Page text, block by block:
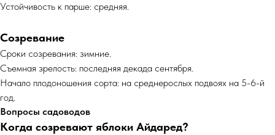
Устойчивость к парше: средняя.
Созревание
Сроки созревания: зимние.
Съемная зрелость: последняя декада сентября.
Начало плодоношения сорта: на среднерослых подвоях на 5-6-й
год.
Вопросы садоводов
Когда созревают яблоки Айдаред?